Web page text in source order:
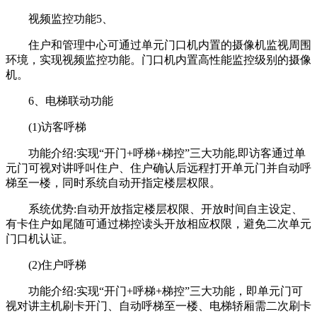
视频监控功能5、
住户和管理中心可通过单元门口机内置的摄像机监视周围
环境，实现视频监控功能。门口机内置高性能监控级别的摄像
机。
6、电梯联动功能
(1)访客呼梯
功能介绍:实现“开门+呼梯+梯控”三大功能,即访客通过单
元门可视对讲呼叫住户、住户确认后远程打开单元门并自动呼
梯至一楼，同时系统自动开指定楼层权限。
系统优势:自动开放指定楼层权限、开放时间自主设定、
有卡住户如尾随可通过梯控读头开放相应权限，避免二次单元
门口机认证。
(2)住户呼梯
功能介绍:实现“开门+呼梯+梯控”三大功能，即单元门可
视对讲主机刷卡开门、自动呼梯至一楼、电梯轿厢需二次刷卡